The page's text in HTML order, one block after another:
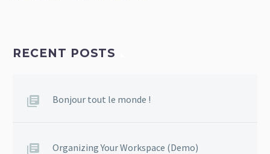
RECENT POSTS
Bonjour tout le monde !
Organizing Your Workspace (Demo)